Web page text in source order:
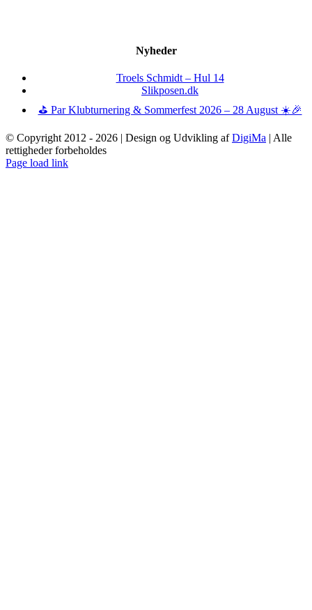
Nyheder
Troels Schmidt – Hul 14
Slikposen.dk
⛳ Par Klubturnering & Sommerfest 2026 – 28 August ☀️🎉
© Copyright 2012 - 2026 | Design og Udvikling afDigiMa | Alle
rettigheder forbeholdes
Page load link